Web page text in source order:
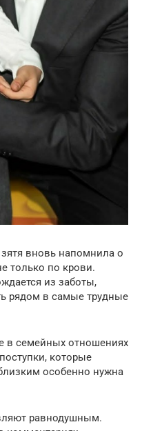
вновь напомнила о
только по крови.
из заботы,
рядом в самые трудные
в семейных отношениях
которые
особенно нужна
равнодушным.